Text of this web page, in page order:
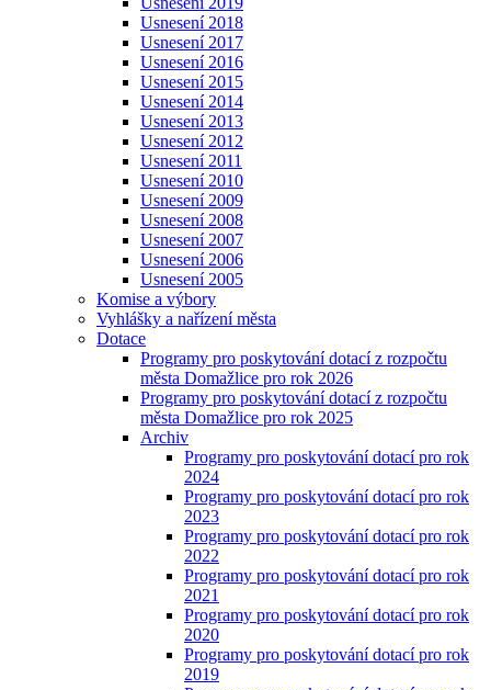
Usnesení 2018
Usnesení 2017
Usnesení 2016
Usnesení 2015
Usnesení 2014
Usnesení 2013
Usnesení 2012
Usnesení 2011
Usnesení 2010
Usnesení 2009
Usnesení 2008
Usnesení 2007
Usnesení 2006
Usnesení 2005
Komise a výbory
Vyhlášky a nařízení města
Dotace
Programy pro poskytování dotací z rozpočtu
města Domažlice pro rok 2026
Programy pro poskytování dotací z rozpočtu
města Domažlice pro rok 2025
Archiv
Programy pro poskytování dotací pro rok
2024
Programy pro poskytování dotací pro rok
2023
Programy pro poskytování dotací pro rok
2022
Programy pro poskytování dotací pro rok
2021
Programy pro poskytování dotací pro rok
2020
Programy pro poskytování dotací pro rok
2019